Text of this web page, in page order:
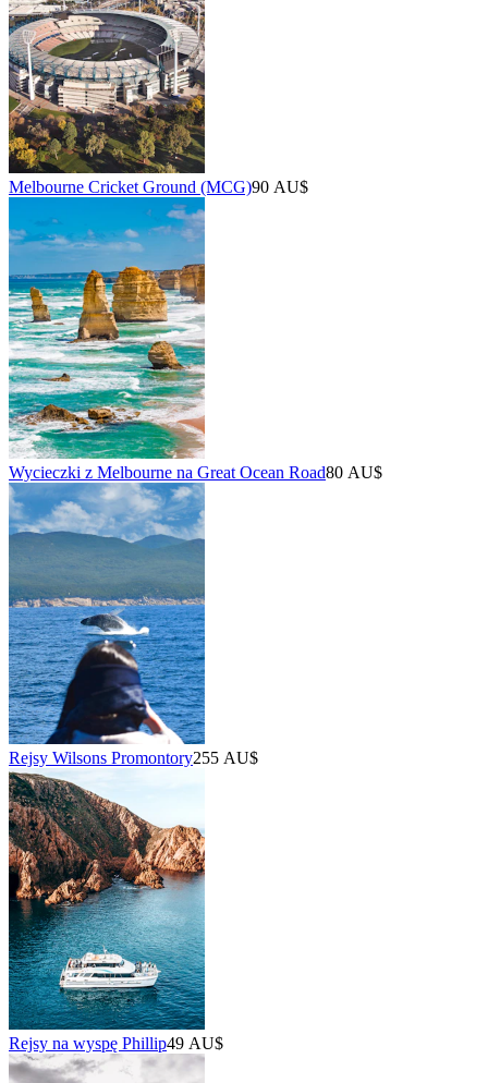
Melbourne Cricket Ground (MCG)90 AU$
Wycieczki z Melbourne na Great Ocean Road80 AU$
Rejsy Wilsons Promontory255 AU$
Rejsy na wyspę Phillip49 AU$